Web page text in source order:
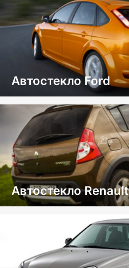
Автостекло Ford
Автостекло Renault